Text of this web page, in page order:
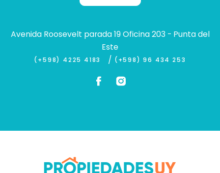
Avenida Roosevelt parada 19 Oficina 203 - Punta del
Este
(+598) 4225 4183 / (+598) 96 434 253